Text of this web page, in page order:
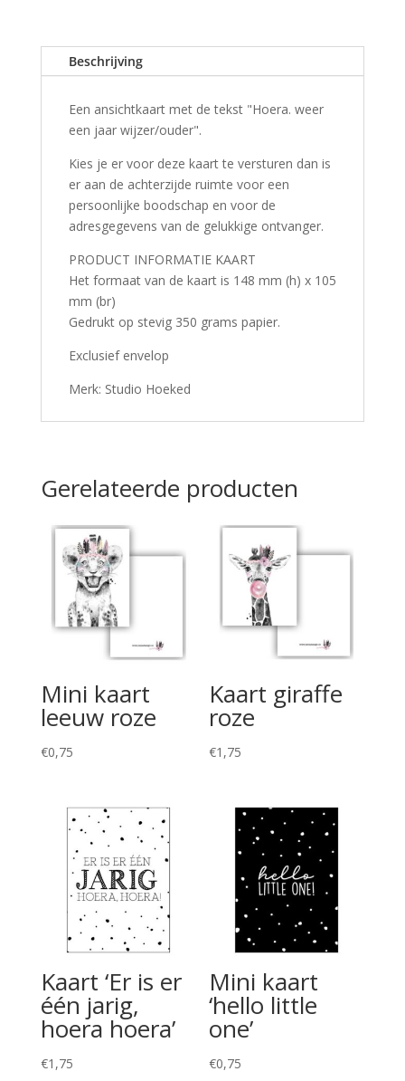
Studio
Hoeked
Beschrijving
Een ansichtkaart met de tekst "Hoera. weer
een jaar wijzer/ouder".
Kies je er voor deze kaart te versturen dan is
er aan de achterzijde ruimte voor een
persoonlijke boodschap en voor de
adresgegevens van de gelukkige ontvanger.
PRODUCT INFORMATIE KAART
Het formaat van de kaart is 148 mm (h) x 105
mm (br)
Gedrukt op stevig 350 grams papier.
Exclusief envelop
Merk: Studio Hoeked
Gerelateerde producten
Mini kaart
leeuw roze
€0,75
Kaart giraffe
roze
€1,75
Kaart ‘Er is er
één jarig,
hoera hoera’
€1,75
Mini kaart
‘hello little
one’
€0,75